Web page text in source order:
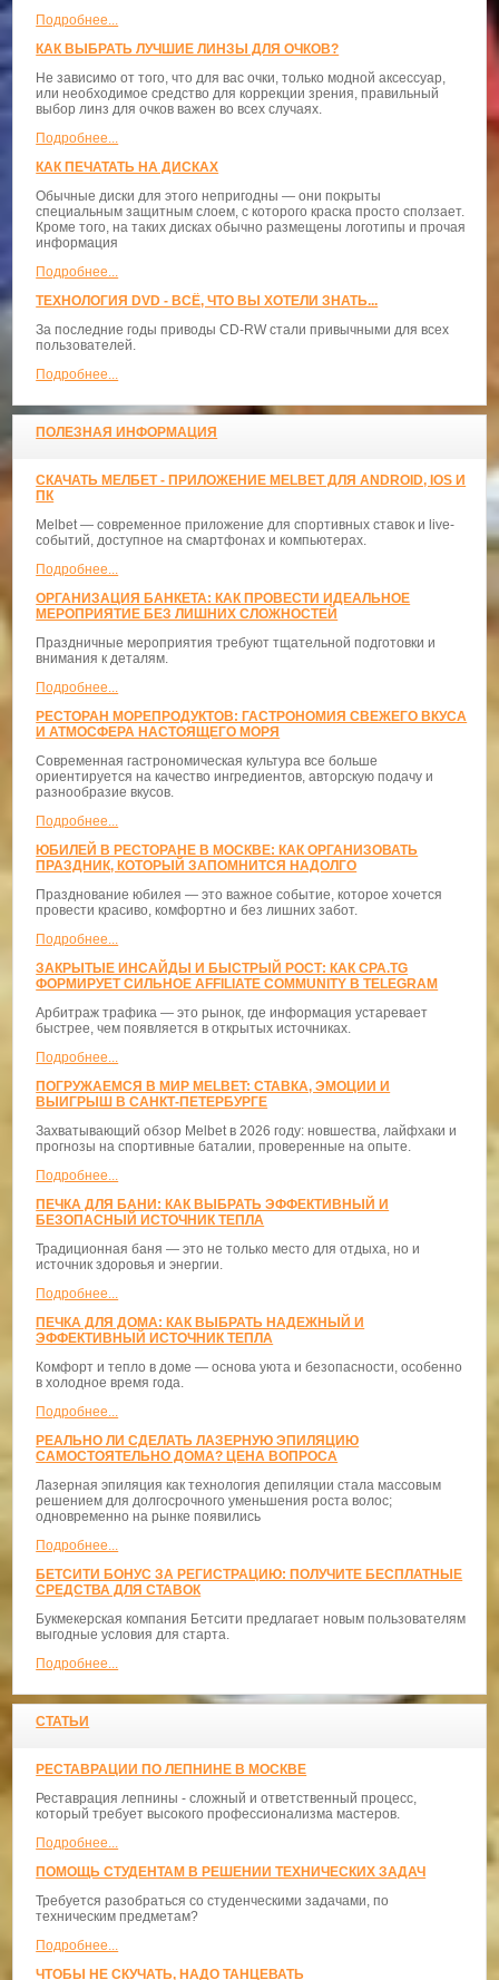
Подробнее...
КАК ВЫБРАТЬ ЛУЧШИЕ ЛИНЗЫ ДЛЯ ОЧКОВ?
Не зависимо от того, что для вас очки, только модной аксессуар,
или необходимое средство для коррекции зрения, правильный
выбор линз для очков важен во всех случаях.
Подробнее...
КАК ПЕЧАТАТЬ НА ДИСКАХ
Обычные диски для этого непригодны — они покрыты
специальным защитным слоем, с которого краска просто сползает.
Кроме того, на таких дисках обычно размещены логотипы и прочая
информация
Подробнее...
ТЕХНОЛОГИЯ DVD - ВСЁ, ЧТО ВЫ ХОТЕЛИ ЗНАТЬ...
За последние годы приводы CD-RW стали привычными для всех
пользователей.
Подробнее...
ПОЛЕЗНАЯ ИНФОРМАЦИЯ
СКАЧАТЬ МЕЛБЕТ - ПРИЛОЖЕНИЕ MELBET ДЛЯ ANDROID, IOS И
ПК
Melbet — современное приложение для спортивных ставок и live-
событий, доступное на смартфонах и компьютерах.
Подробнее...
ОРГАНИЗАЦИЯ БАНКЕТА: КАК ПРОВЕСТИ ИДЕАЛЬНОЕ
МЕРОПРИЯТИЕ БЕЗ ЛИШНИХ СЛОЖНОСТЕЙ
Праздничные мероприятия требуют тщательной подготовки и
внимания к деталям.
Подробнее...
РЕСТОРАН МОРЕПРОДУКТОВ: ГАСТРОНОМИЯ СВЕЖЕГО ВКУСА
И АТМОСФЕРА НАСТОЯЩЕГО МОРЯ
Современная гастрономическая культура все больше
ориентируется на качество ингредиентов, авторскую подачу и
разнообразие вкусов.
Подробнее...
ЮБИЛЕЙ В РЕСТОРАНЕ В МОСКВЕ: КАК ОРГАНИЗОВАТЬ
ПРАЗДНИК, КОТОРЫЙ ЗАПОМНИТСЯ НАДОЛГО
Празднование юбилея — это важное событие, которое хочется
провести красиво, комфортно и без лишних забот.
Подробнее...
ЗАКРЫТЫЕ ИНСАЙДЫ И БЫСТРЫЙ РОСТ: КАК CPA.TG
ФОРМИРУЕТ СИЛЬНОЕ AFFILIATE COMMUNITY В TELEGRAM
Арбитраж трафика — это рынок, где информация устаревает
быстрее, чем появляется в открытых источниках.
Подробнее...
ПОГРУЖАЕМСЯ В МИР MELBET: СТАВКА, ЭМОЦИИ И
ВЫИГРЫШ В САНКТ-ПЕТЕРБУРГЕ
Захватывающий обзор Melbet в 2026 году: новшества, лайфхаки и
прогнозы на спортивные баталии, проверенные на опыте.
Подробнее...
ПЕЧКА ДЛЯ БАНИ: КАК ВЫБРАТЬ ЭФФЕКТИВНЫЙ И
БЕЗОПАСНЫЙ ИСТОЧНИК ТЕПЛА
Традиционная баня — это не только место для отдыха, но и
источник здоровья и энергии.
Подробнее...
ПЕЧКА ДЛЯ ДОМА: КАК ВЫБРАТЬ НАДЕЖНЫЙ И
ЭФФЕКТИВНЫЙ ИСТОЧНИК ТЕПЛА
Комфорт и тепло в доме — основа уюта и безопасности, особенно
в холодное время года.
Подробнее...
РЕАЛЬНО ЛИ СДЕЛАТЬ ЛАЗЕРНУЮ ЭПИЛЯЦИЮ
САМОСТОЯТЕЛЬНО ДОМА? ЦЕНА ВОПРОСА
Лазерная эпиляция как технология депиляции стала массовым
решением для долгосрочного уменьшения роста волос;
одновременно на рынке появились
Подробнее...
БЕТСИТИ БОНУС ЗА РЕГИСТРАЦИЮ: ПОЛУЧИТЕ БЕСПЛАТНЫЕ
СРЕДСТВА ДЛЯ СТАВОК
Букмекерская компания Бетсити предлагает новым пользователям
выгодные условия для старта.
Подробнее...
СТАТЬИ
РЕСТАВРАЦИИ ПО ЛЕПНИНЕ В МОСКВЕ
Реставрация лепнины - сложный и ответственный процесс,
который требует высокого профессионализма мастеров.
Подробнее...
ПОМОЩЬ СТУДЕНТАМ В РЕШЕНИИ ТЕХНИЧЕСКИХ ЗАДАЧ
Требуется разобраться со студенческими задачами, по
техническим предметам?
Подробнее...
ЧТОБЫ НЕ СКУЧАТЬ, НАДО ТАНЦЕВАТЬ